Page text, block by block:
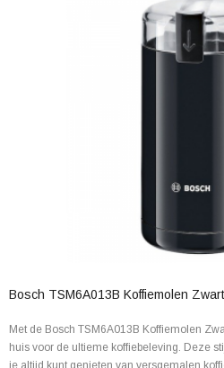
Bosch TSM6A013B Koffiemolen Zwart
Met de Bosch TSM6A013B Koffiemolen
huis voor de ultieme koffiebeleving. Deze
je altijd kunt genieten van versgemalen